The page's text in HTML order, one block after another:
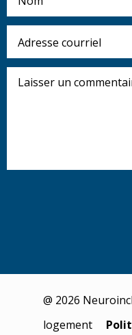
courriel
un
@ 2026
logement